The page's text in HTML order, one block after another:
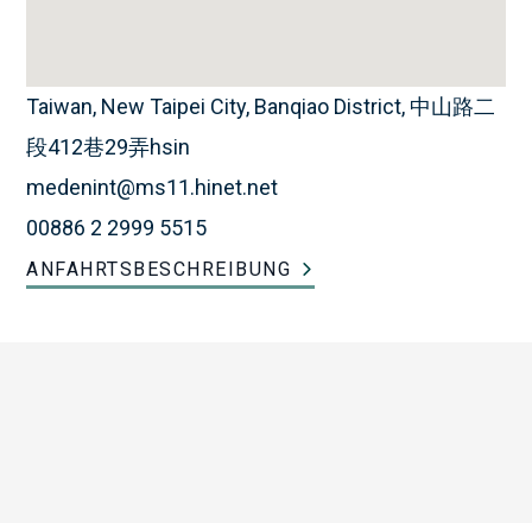
Taiwan, New Taipei City, Banqiao District, 中山路二
段412巷29弄hsin
medenint@ms11.hinet.net
00886 2 2999 5515
ANFAHRTSBESCHREIBUNG